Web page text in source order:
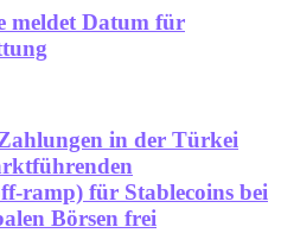
meldet Datum für
in der Türkei
ramp) für Stablecoins bei
Börsen frei